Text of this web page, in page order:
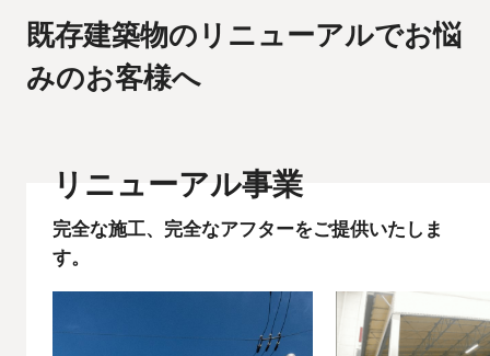
既存建築物のリニューアルでお悩
みのお客様へ
リニューアル事業
完全な施工、完全なアフターをご提供いたしま
す。